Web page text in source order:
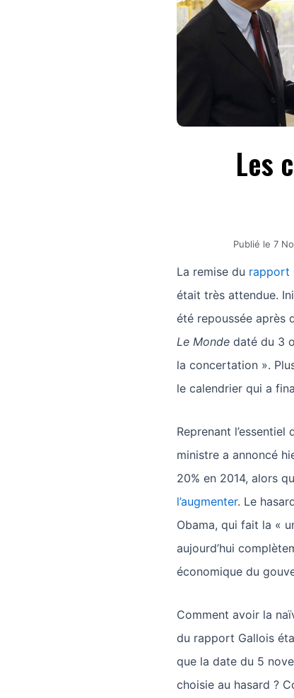
Les
Publié le 7
La remise du rapport
était très attendue.
été repoussée après
Le Monde daté du 3
la concertation ».
le calendrier qui a
Reprenant
ministre a annoncé
20% en 2014, alors
l’augmenter. Le
Obama, qui fait la «
aujourd’hui
économique du
Comment avoir la
du rapport Gallois
que la date du 5
choisie au hasard ?